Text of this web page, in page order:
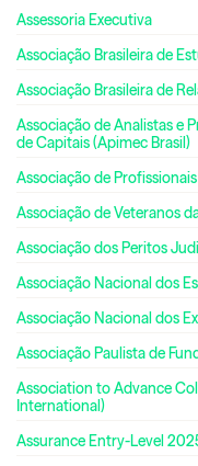
Assessoria Executiva
Associação Brasileira de
Associação Brasileira de
Associação de Analistas e
de Capitais (Apimec Brasil)
Associação de
Associação de Veteranos
Associação dos Peritos
Associação Nacional dos
Associação Nacional dos
Associação Paulista de
Association to Advance
International)
Assurance Entry-Level